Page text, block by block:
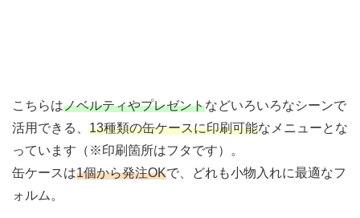
こちらはノベルティやプレゼントなどいろいろなシーンで
活用できる、 13種類の缶ケースに印刷可能なメニューとな
っています（※印刷箇所はフタです）。
缶ケースは1個から発注OKで、どれも小物入れに最適なフ
ォルム。